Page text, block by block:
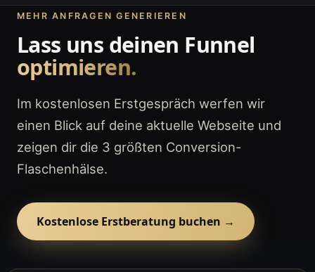
hochkonvertierende Landingpages separat auf
MEHR ANFRAGEN GENERIEREN
Lass uns deinen Funnel
optimieren.
Im kostenlosen Erstgespräch werfen wir
einen Blick auf deine aktuelle Webseite und
zeigen dir die 3 größten Conversion-
Flaschenhälse.
Kostenlose Erstberatung buchen →